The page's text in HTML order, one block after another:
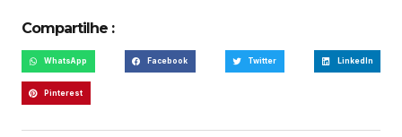
Compartilhe :
WhatsApp Facebook Twitter LinkedIn
Pinterest